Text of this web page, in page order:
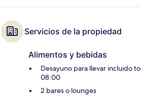
Servicios de la propiedad
Alimentos y bebidas
Desayuno para llevar incluido
08:00
2 bares o lounges